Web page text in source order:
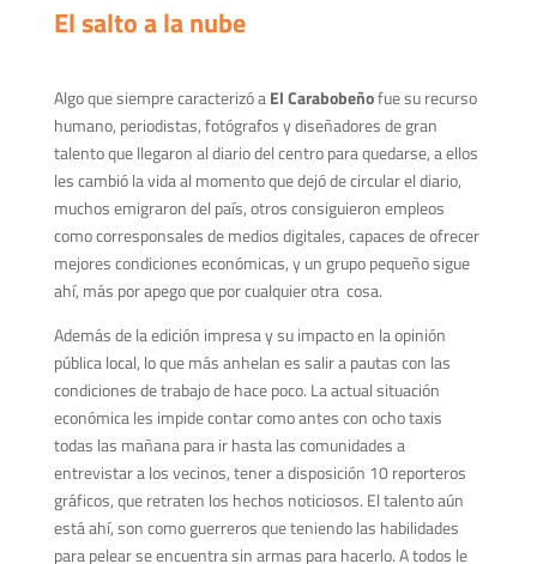
El salto a la nube
Algo que siempre caracterizó aEl Carabobeñofue su recurso
humano, periodistas, fotógrafos y diseñadores de gran
talento que llegaron al diario del centro para quedarse, a ellos
les cambió la vida al momento que dejó de circular el diario,
muchos emigraron del país, otros consiguieron empleos
como corresponsales de medios digitales, capaces de ofrecer
mejores condiciones económicas, y un grupo pequeño sigue
ahí, más por apego que por cualquier otra cosa.
Además de la edición impresa y su impacto en la opinión
pública local, lo que más anhelan es salir a pautas con las
condiciones de trabajo de hace poco. La actual situación
económica les impide contar como antes con ocho taxis
todas las mañana para ir hasta las comunidades a
entrevistar a los vecinos, tener a disposición 10 reporteros
gráficos, que retraten los hechos noticiosos. El talento aún
está ahí, son como guerreros que teniendo las habilidades
para pelear se encuentra sin armas para hacerlo. A todos le